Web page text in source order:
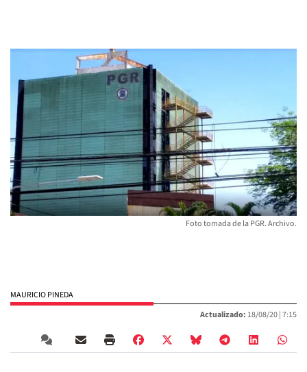
Foto tomada de la PGR. Archivo.
MAURICIO PINEDA
Actualizado: 18/08/20 |7:15